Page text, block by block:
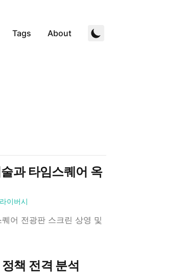
Tags About
과 타임스퀘어 옥
이버시
어 전광판 스크린 상영 및
책 전격 분석